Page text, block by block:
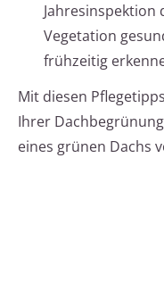
Vegetation
frühzeitig
Mit diesen
Ihrer
eines grünen Dachs